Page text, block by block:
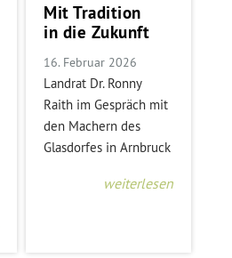
Mit Tradition
in die Zukunft
16. Februar 2026
Landrat Dr. Ronny
Raith im Gespräch mit
den Machern des
Glasdorfes in Arnbruck
weiterlesen